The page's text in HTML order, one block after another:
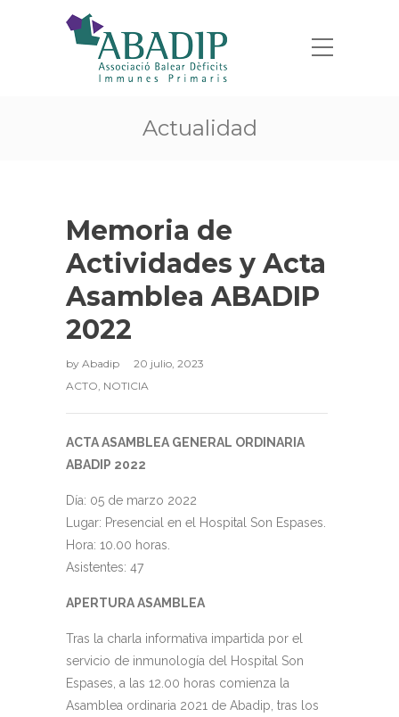
Actualidad
Memoria de
Actividades y Acta
Asamblea ABADIP
2022
by Abadip
20 julio, 2023
ACTO, NOTICIA
ACTA ASAMBLEA GENERAL ORDINARIA
ABADIP 2022
Día: 05 de marzo 2022
Lugar: Presencial en el Hospital Son Espases.
Hora: 10.00 horas.
Asistentes: 47
APERTURA ASAMBLEA
Tras la charla informativa impartida por el
servicio de inmunología del Hospital Son
Espases, a las 12.00 horas comienza la
Asamblea ordinaria 2021 de Abadip, tras los